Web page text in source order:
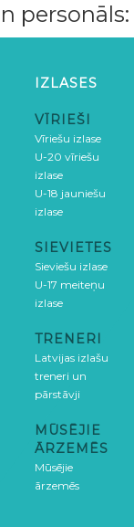
personāls:
IZLASES
VĪRIEŠI
Vīriešu izlase
U-20 vīriešu
izlase
U-18 jauniešu
izlase
SIEVIETES
Sieviešu izlase
U-17 meiteņu
izlase
TRENERI
Latvijas izlašu
treneri un
pārstāvji
MŪSĒJIE
ĀRZEMĒS
Mūsējie
ārzemēs